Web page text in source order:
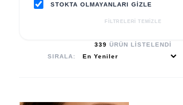
STOKTA OLMAYANLARI GIZLE
FILTRELERI TEMIZLE
339 ÜRÜN LISTELENDI
SIRALA: